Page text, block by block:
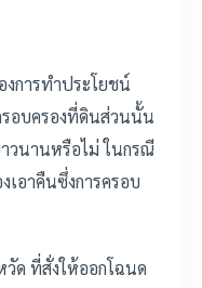
การทำประโยชน์
อบครองที่ดินส่วนนั้น
วนานหรือไม่ ในกรณี
อาคืนซึ่งการครอบ
วัด ที่สั่งให้ออกโฉนด